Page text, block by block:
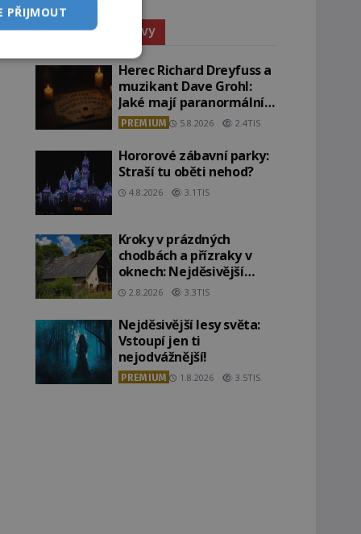
Paranormální jevy
Herec Richard Dreyfuss a
muzikant Dave Grohl:
Jaké mají paranormální
zážitky?
PREMIUM 5.8.2026 2.4TIS
Hororové zábavní parky:
Straší tu oběti nehod?
4.8.2026 3.1TIS
Kroky v prázdných
chodbách a přízraky v
oknech: Nejděsivější
domy v Česku budí hrůzu
2.8.2026 3.3TIS
Nejděsivější lesy světa:
Vstoupí jen ti
nejodvážnější!
PREMIUM 1.8.2026 3.5TIS
PŘIJMOUT